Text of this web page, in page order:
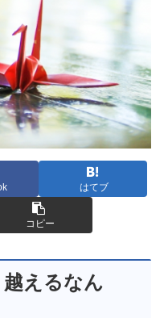
はてブ
コピー
えるなん